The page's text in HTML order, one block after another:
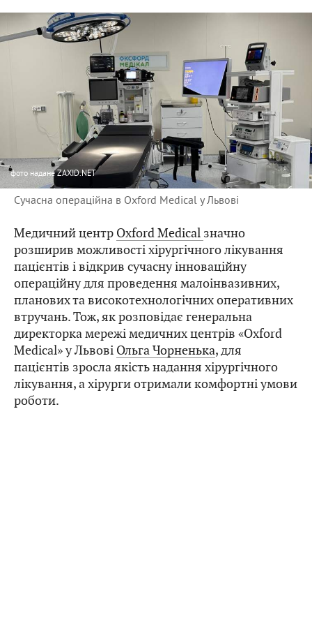
фото надане ZAXID.NET
Сучасна операційна в Oxford Medical у Львові
Медичний центр Oxford Medical значно
розширив можливості хірургічного лікування
пацієнтів і відкрив сучасну інноваційну
операційну для проведення малоінвазивних,
планових та високотехнологічних оперативних
втручань. Тож, як розповідає генеральна
директорка мережі медичних центрів «Oxford
Medical» у Львові Ольга Чорненька, для
пацієнтів зросла якість надання хірургічного
лікування, а хірурги отримали комфортні умови
роботи.